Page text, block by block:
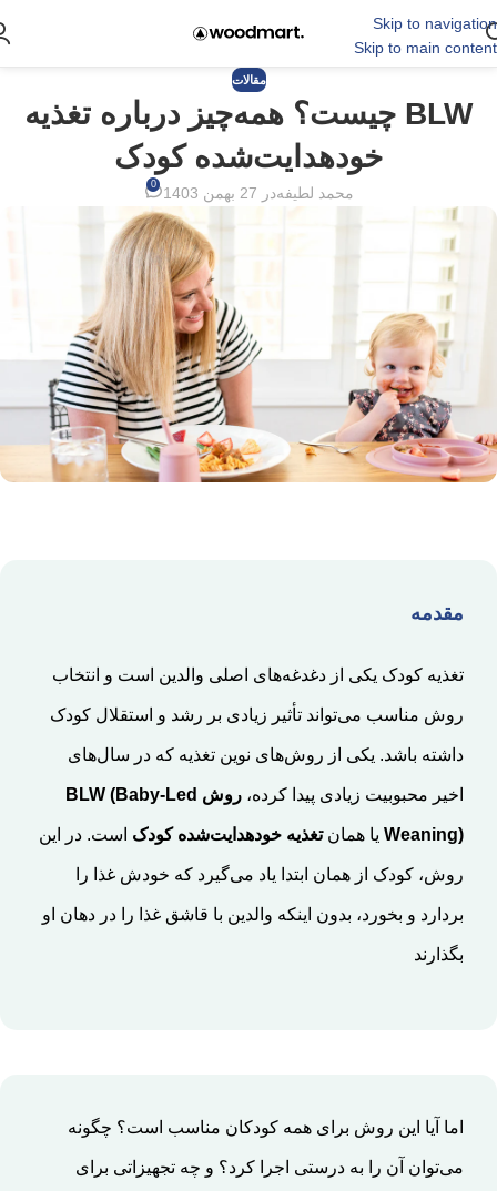
Skip to navigation
Skip to main content
مقالات
BLW چیست؟ همه‌چیز درباره تغذیه
خودهدایت‌شده کودک
محمد لطیفهدر 27 بهمن 1403 0
مقدمه
تغذیه کودک یکی از دغدغه‌های اصلی والدین است و انتخاب
روش مناسب می‌تواند تأثیر زیادی بر رشد و استقلال کودک
داشته باشد. یکی از روش‌های نوین تغذیه که در سال‌های
اخیر محبوبیت زیادی پیدا کرده، روش BLW (Baby-Led
Weaning) یا همانتغذیه خودهدایت‌شده کودک است. در این
روش، کودک از همان ابتدا یاد می‌گیرد که خودش غذا را
بردارد و بخورد، بدون اینکه والدین با قاشق غذا را در دهان او
بگذارند
اما آیا این روش برای همه کودکان مناسب است؟ چگونه
می‌توان آن را به درستی اجرا کرد؟ و چه تجهیزاتی برای